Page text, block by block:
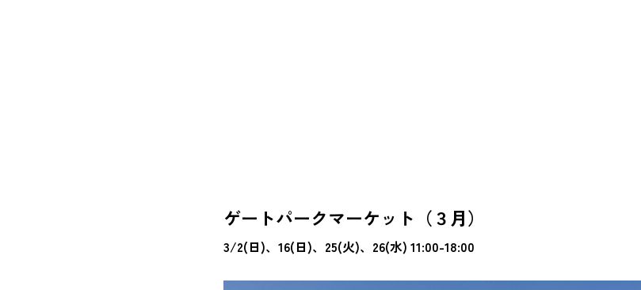
ゲートパークマーケット（３月）
3/2(日)、16(日)、25(火)、26(水) 11:00-18:00